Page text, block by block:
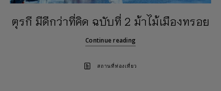
ตุรกี มีดีกว่าที่คิด ฉบับที่ 2 ม้าไม้เมืองทรอย
Continue reading
สถานที่ท่องเที่ยว